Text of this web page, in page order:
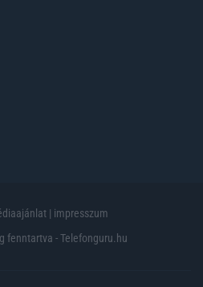
| impresszum
fenntartva - Telefonguru.hu